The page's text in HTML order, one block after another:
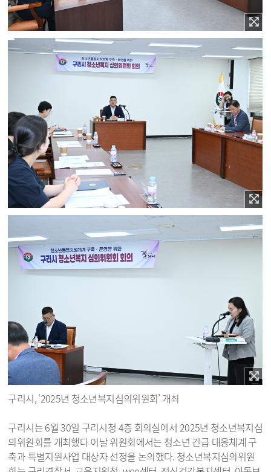
구리시, ‘2025년 청소년복지심의위원회’ 개최
구리시는 6월 30일 구리시청 4층 회의실에서 2025년 청소년복지심
의위원회를 개최했다 이날 위원회에서는 청소년 긴급 대응체계 구
축과 특별지원사업 대상자 선정을 논의했다. 청소년복지심의위원